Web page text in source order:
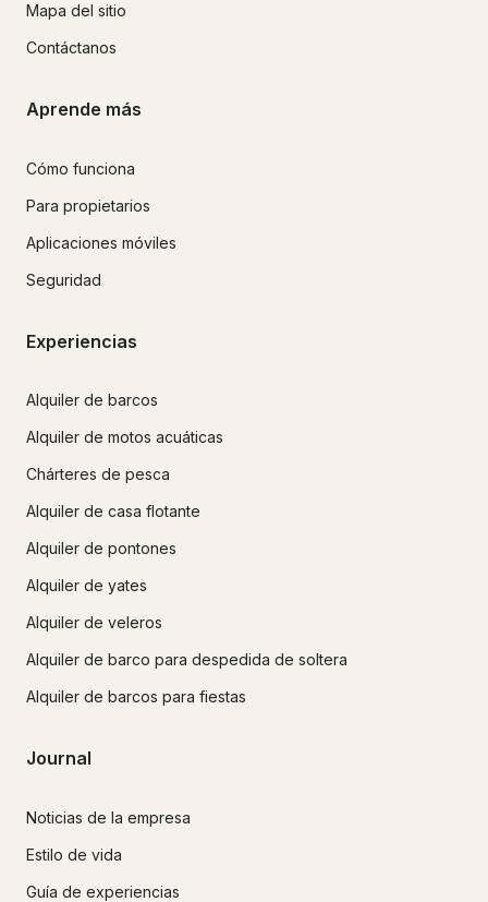
Mapa del sitio
Contáctanos
Aprende más
Cómo funciona
Para propietarios
Aplicaciones móviles
Seguridad
Experiencias
Alquiler de barcos
Alquiler de motos acuáticas
Chárteres de pesca
Alquiler de casa flotante
Alquiler de pontones
Alquiler de yates
Alquiler de veleros
Alquiler de barco para despedida de soltera
Alquiler de barcos para fiestas
Journal
Noticias de la empresa
Estilo de vida
Guía de experiencias